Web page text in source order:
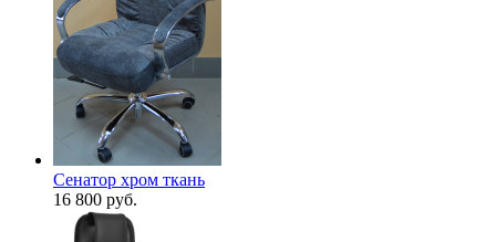
Сенатор хром ткань
16 800 руб.